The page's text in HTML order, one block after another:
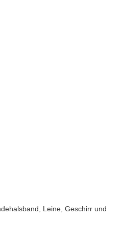
Leine, Geschirr und